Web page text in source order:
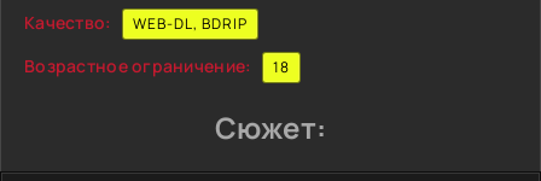
Качество:
WEB-DL, BDRIP
Возрастное ограничение: 18
Сюжет: